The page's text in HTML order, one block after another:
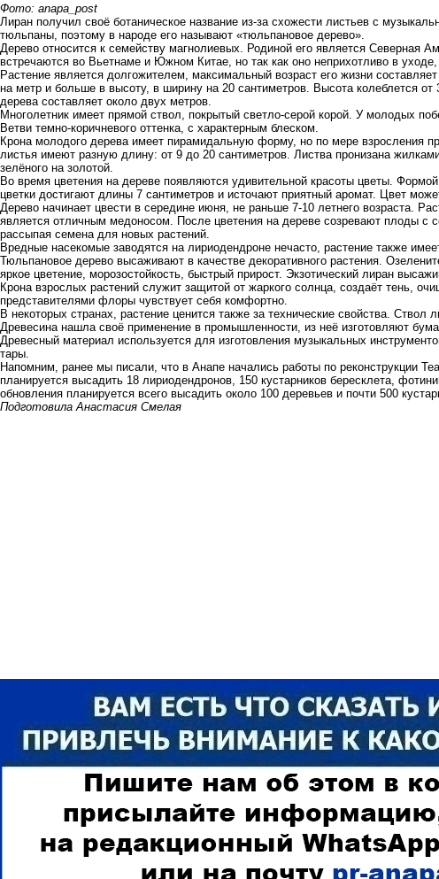
Фото: anapa_post
Лиран получил своё ботаническое название из-за схожести листьев с
тюльпаны, поэтому в народе его называют «тюльпановое дерево».
Дерево относится к семейству магнолиевых. Родиной его является Северная
встречаются во Вьетнаме и Южном Китае, но так как оно неприхотливо в уходе,
Растение является долгожителем, максимальный возраст его жизни
на метр и больше в высоту, в ширину на 20 сантиметров. Высота колеблется от
дерева составляет около двух метров.
Многолетник имеет прямой ствол, покрытый светло-серой корой. У молодых
Ветви темно-коричневого оттенка, с характерным блеском.
Крона молодого дерева имеет пирамидальную форму, но по мере взросления
листья имеют разную длину: от 9 до 20 сантиметров. Листва пронизана
зелёного на золотой.
Во время цветения на дереве появляются удивительной красоты цветы.
цветки достигают длины 7 сантиметров и источают приятный аромат. Цвет
Дерево начинает цвести в середине июня, не раньше 7-10 летнего возраста.
является отличным медоносом. После цветения на дереве созревают плоды
рассыпая семена для новых растений.
Вредные насекомые заводятся на лириодендроне нечасто, растение также
Тюльпановое дерево высаживают в качестве декоративного растения.
яркое цветение, морозостойкость, быстрый прирост. Экзотический лиран
Крона взрослых растений служит защитой от жаркого солнца, создаёт тень,
представителями флоры чувствует себя комфортно.
В некоторых странах, растение ценится также за технические свойства. Ствол
Древесина нашла своё применение в промышленности, из неё изготовляют
Древесный материал используется для изготовления музыкальных
тары.
Напомним, ранее мы писали , что в Анапе начались работы по реконструкции
планируется высадить 18 лириодендронов, 150 кустарников бересклета,
обновления планируется всего высадить около 100 деревьев и почти 500
Подготовила Анастасия Смелая